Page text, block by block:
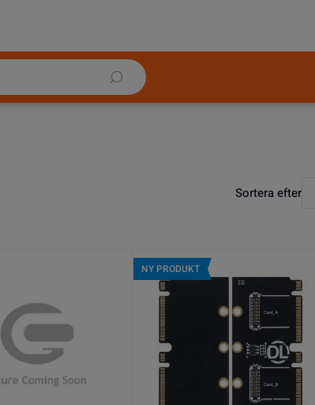
Sortera efter
NY PRODUKT